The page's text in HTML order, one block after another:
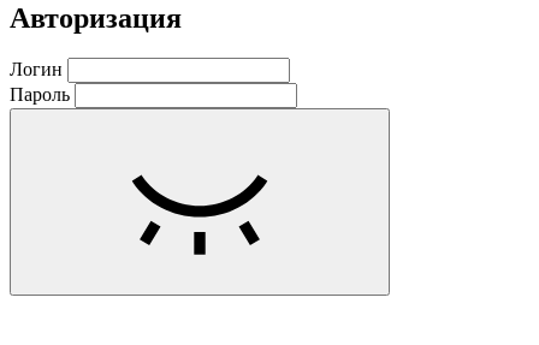
Авторизация
Логин
Пароль